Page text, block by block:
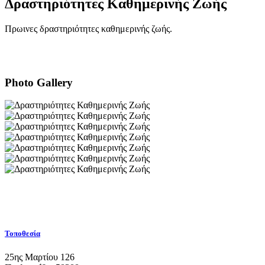
Δραστηριότητες Καθημερινής Ζωής
Πρωινες δραστηριότητες καθημερινής ζωής.
Photo Gallery
Τοποθεσία
25ης Μαρτίου 126